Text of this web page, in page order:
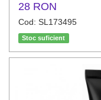
28 RON
Cod: SL173495
Stoc suficient